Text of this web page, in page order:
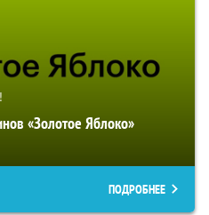
«Золотое Яблоко»
ПОДРОБНЕЕ